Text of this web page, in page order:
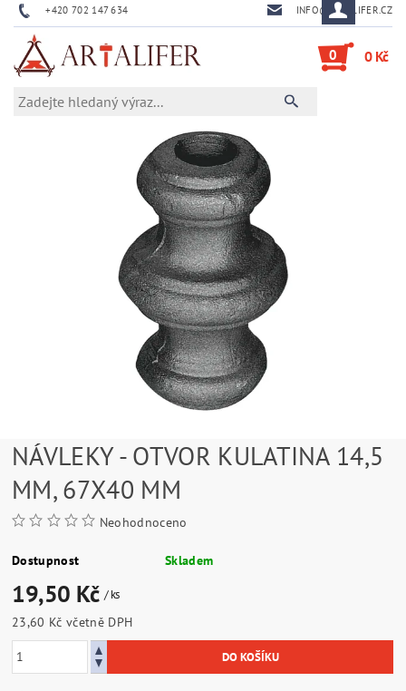
+420 702 147 634 INFO@ARTALIFER.CZ
0 0 Kč
NÁVLEKY - OTVOR KULATINA 14,5
MM, 67X40 MM
Neohodnoceno
Dostupnost Skladem
19,50 Kč/ ks
23,60 Kč včetně DPH